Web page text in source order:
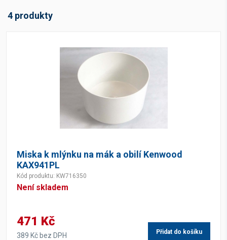
4 produkty
Miska k mlýnku na mák a obilí Kenwood
KAX941PL
Kód produktu: KW716350
Není skladem
471 Kč
389 Kč bez DPH Přidat do košíku